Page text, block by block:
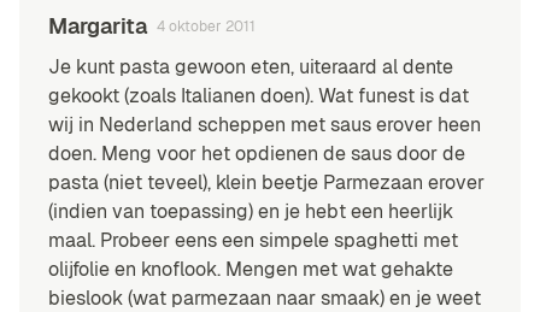
Margarita 4 oktober 2011
Je kunt pasta gewoon eten, uiteraard al dente
gekookt (zoals Italianen doen). Wat funest is dat
wij in Nederland scheppen met saus erover heen
doen. Meng voor het opdienen de saus door de
pasta (niet teveel), klein beetje Parmezaan erover
(indien van toepassing) en je hebt een heerlijk
maal. Probeer eens een simpele spaghetti met
olijfolie en knoflook. Mengen met wat gehakte
bieslook (wat parmezaan naar smaak) en je weet